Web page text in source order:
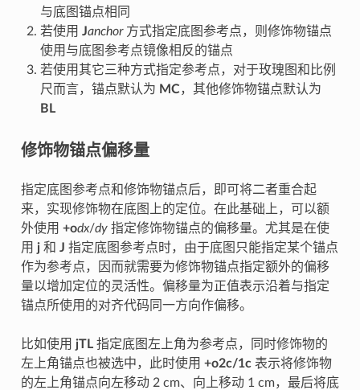
与底图锚点相同
若使用 Janchor方式指定底图参考点，则修饰物锚点
使用与底图参考点镜像相反的锚点
若使用其它三种方式指定参考点，对于玫瑰图和比例
尺而言，锚点默认为 MC，其他修饰物锚点默认为
BL
修饰物锚点偏移量
指定底图参考点和修饰物锚点后，即可将二者重合起
来，实现修饰物在底图上的定位。在此基础上，可以额
外使用 +odx/dy指定修饰物锚点的偏移量。尤其是在使
用 j和 J 指定底图参考点时，由于底图只能指定某个锚点
作为参考点，因而就需要为修饰物锚点指定额外的偏移
量以增加定位的灵活性。偏移量为正值表示沿着与指定
锚点所使用的对齐代码同一方向作偏移。
比如使用 jTL指定底图左上角为参考点，同时修饰物的
左上角锚点也被选中，此时使用 +o2c/1c表示将修饰物
的左上角锚点向左移动 2 cm、向上移动 1 cm，最后将底